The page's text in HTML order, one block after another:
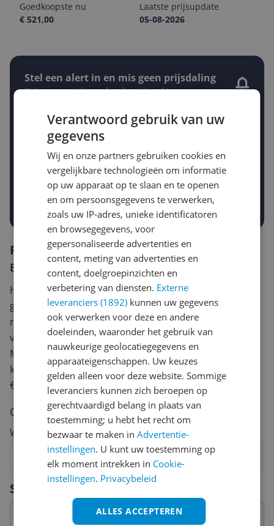
Goedkoopste nu
€ 521,00
Laatste prijsupdate
05-08-2026
Stel een alert in en mis geen prijsdaling
Krijg een seintje zodra de prijs zakt
Gewenste daling of bedrag
-10% -15%
Gewenste prijs
€
Prijsalert aanzetten
Specificaties
Reviews
Er zijn nog geen reviews geschreven
Heb jij dit product in bezit en wil je graag je mening
geven? Start dan hieronder met het schrijven van je
review. Afhankelijk van de details duurt het schrijven
van een review gemiddeld tussen de 3 en 10 minuten.
Met jouw mening help je andere bezoekers een betere
keuze te maken én maak je iedere maand kans op
€250,-!
Klik hier voor de actievoorwaarden.
Cijfer
Welk cijfer geef jij dit product?
8
5
Vraag 1 van 4
Verantwoord gebruik van uw
gegevens
Wij en onze partners gebruiken cookies en
vergelijkbare technologieën om informatie
op uw apparaat op te slaan en te openen
en om persoonsgegevens te verwerken,
zoals uw IP-adres, unieke identificatoren
en browsegegevens, voor
gepersonaliseerde advertenties en
content, meting van advertenties en
content, doelgroepinzichten en
verbetering van diensten. Externe
leveranciers (1892) kunnen uw gegevens
ook verwerken voor deze en andere
doeleinden, waaronder het gebruik van
nauwkeurige geolocatiegegevens en
apparaateigenschappen. Uw keuzes
gelden alleen voor deze website. Sommige
leveranciers kunnen zich beroepen op
gerechtvaardigd belang in plaats van
toestemming; u hebt het recht om
bezwaar te maken inAdvertentie-
instellingen. U kunt uw toestemming op
elk moment intrekken in Cookie-
instellingen. Privacybeleid
ALLES ACCEPTEREN